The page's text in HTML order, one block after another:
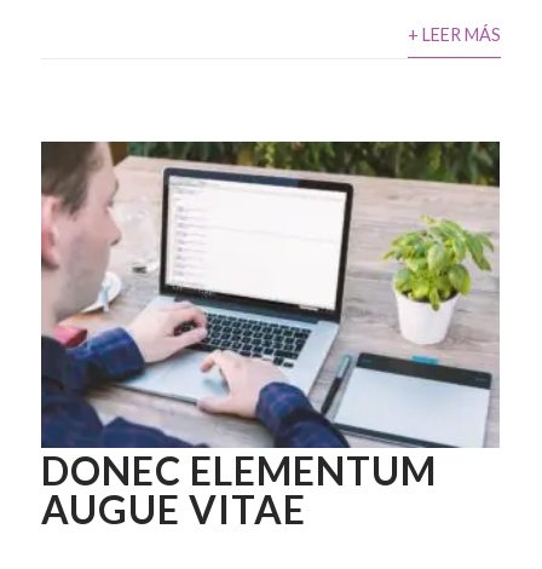
+ LEER MÁS
DONEC ELEMENTUM
AUGUE VITAE